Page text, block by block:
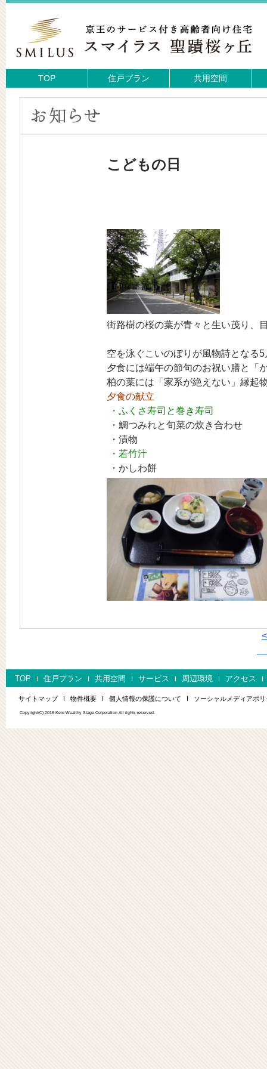
TOP 住戸プラン 共用空間
こどもの日
街路樹の桜の葉が青々と生い茂り、
空を泳ぐこいのぼりが風物詩となる
夕食には端午の節句のお祝い膳と「
柏の葉には「家系が絶えない」縁起
夕食の献立
・ふくさ寿司と巻き寿司
・鯛つみれと旬菜の炊き合わせ
・漬物
・若竹汁
・かしわ餅
TOP 住戸プラン 共用空間 サービス 周辺環境 アクセス
サイトマップ 物件概要 個人情報の保護について ソーシャルメディアポ
Copyright(C) 2016 Keio Wealthy Stage Corporation All rights reserved.